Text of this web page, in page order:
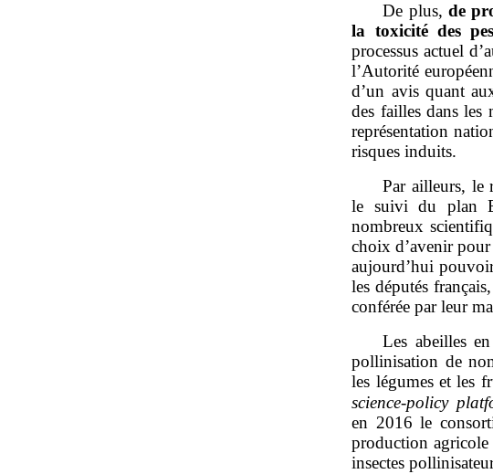
De plus,de
la toxicité des
processus actuel
l’Autorité
d’un avis quant
des failles dans les
représentation
risques induits.
Par ailleurs, le
le suivi du plan
nombreux
choix d’avenir
aujourd’hui
les députés
conférée par leur
Les abeilles
pollinisation de
les légumes et les
science-policy
en 2016 le
production agricole
insectes